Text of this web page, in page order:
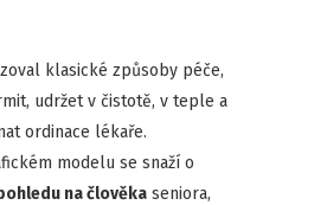
klasické způsoby péče,
udržet v čistotě, v teple a
ordinace lékaře.
modelu se snaží o
na člověka seniora,